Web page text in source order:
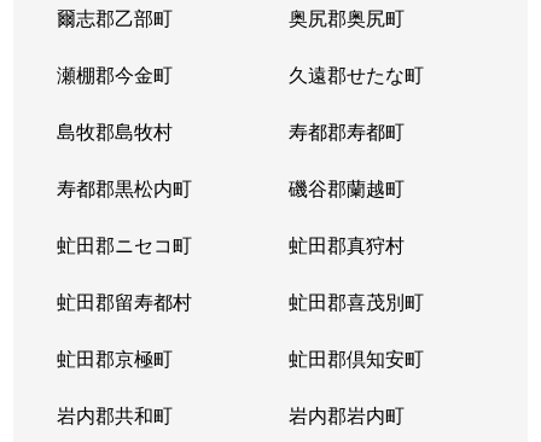
爾志郡乙部町 奥尻郡奥尻町
瀬棚郡今金町 久遠郡せたな町
島牧郡島牧村 寿都郡寿都町
寿都郡黒松内町 磯谷郡蘭越町
虻田郡ニセコ町 虻田郡真狩村
虻田郡留寿都村 虻田郡喜茂別町
虻田郡京極町 虻田郡倶知安町
岩内郡共和町 岩内郡岩内町